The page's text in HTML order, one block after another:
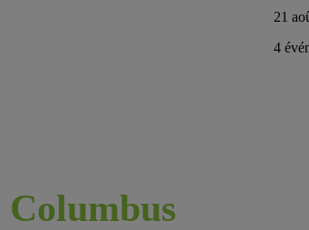
21
4
Columbus